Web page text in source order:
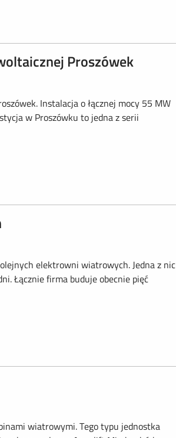
Proszówek
Instalacja o łącznej mocy 55 MW
w Proszówku to jedna z serii
elektrowni wiatrowych. Jedna z
Łącznie firma buduje obecnie pięć
wiatrowymi. Tego typu jednostka